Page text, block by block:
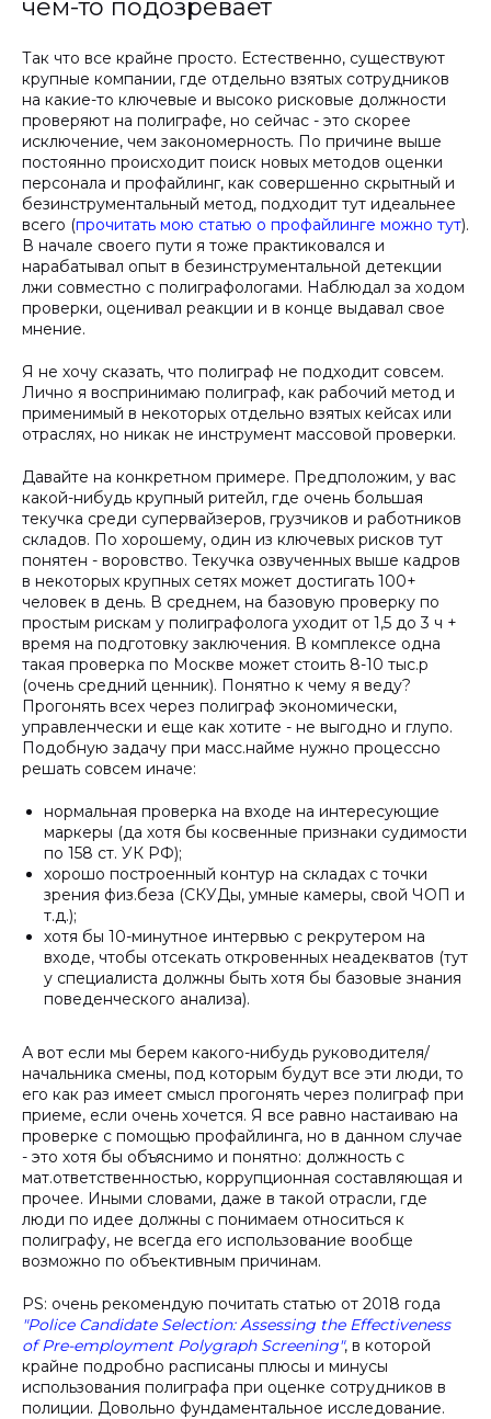
чем-то подозревает
Так что все крайне просто. Естественно, существуют
крупные компании, где отдельно взятых сотрудников
на какие-то ключевые и высоко рисковые должности
проверяют на полиграфе, но сейчас - это скорее
исключение, чем закономерность. По причине выше
постоянно происходит поиск новых методов оценки
персонала и профайлинг, как совершенно скрытный и
безинструментальный метод, подходит тут идеальнее
всего (прочитать мою статью о профайлинге можно тут).
В начале своего пути я тоже практиковался и
нарабатывал опыт в безинструментальной детекции
лжи совместно с полиграфологами. Наблюдал за ходом
проверки, оценивал реакции и в конце выдавал свое
мнение.
Я не хочу сказать, что полиграф не подходит совсем.
Лично я воспринимаю полиграф, как рабочий метод и
применимый в некоторых отдельно взятых кейсах или
отраслях, но никак не инструмент массовой проверки.
Давайте на конкретном примере. Предположим, у вас
какой-нибудь крупный ритейл, где очень большая
текучка среди супервайзеров, грузчиков и работников
складов. По хорошему, один из ключевых рисков тут
понятен - воровство. Текучка озвученных выше кадров
в некоторых крупных сетях может достигать 100+
человек в день. В среднем, на базовую проверку по
простым рискам у полиграфолога уходит от 1,5 до 3 ч +
время на подготовку заключения. В комплексе одна
такая проверка по Москве может стоить 8-10 тыс.р
(очень средний ценник). Понятно к чему я веду?
Прогонять всех через полиграф экономически,
управленчески и еще как хотите - не выгодно и глупо.
Подобную задачу при масс.найме нужно процессно
решать совсем иначе:
нормальная проверка на входе на интересующие
маркеры (да хотя бы косвенные признаки судимости
по 158 ст. УК РФ);
хорошо построенный контур на складах с точки
зрения физ.беза (СКУДы, умные камеры, свой ЧОП и
т.д.);
хотя бы 10-минутное интервью с рекрутером на
входе, чтобы отсекать откровенных неадекватов (тут
у специалиста должны быть хотя бы базовые знания
поведенческого анализа).
А вот если мы берем какого-нибудь руководителя/
начальника смены, под которым будут все эти люди, то
его как раз имеет смысл прогонять через полиграф при
приеме, если очень хочется. Я все равно настаиваю на
проверке с помощью профайлинга, но в данном случае
- это хотя бы объяснимо и понятно: должность с
мат.ответственностью, коррупционная составляющая и
прочее. Иными словами, даже в такой отрасли, где
люди по идее должны с понимаем относиться к
полиграфу, не всегда его использование вообще
возможно по объективным причинам.
PS: очень рекомендую почитать статью от 2018 года
"Police Candidate Selection: Assessing the Effectiveness
of Pre-employment Polygraph Screening", в которой
крайне подробно расписаны плюсы и минусы
использования полиграфа при оценке сотрудников в
полиции. Довольно фундаментальное исследование.